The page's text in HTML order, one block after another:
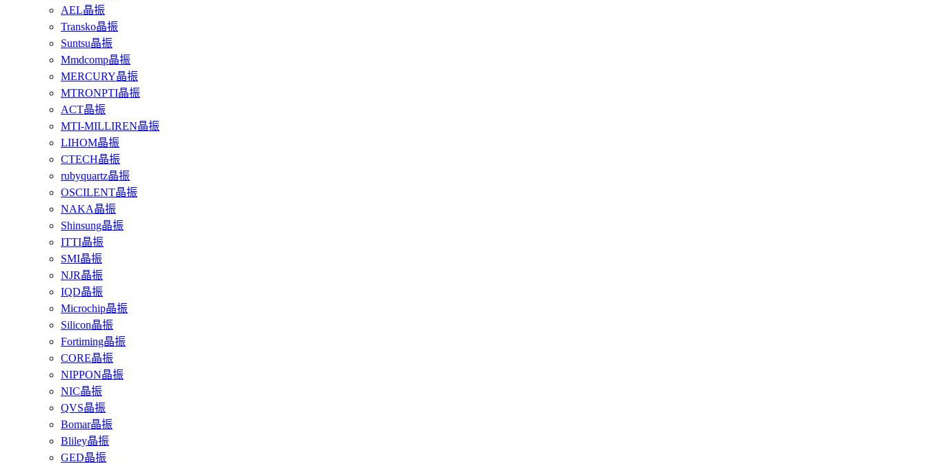
AEL晶振
Transko晶振
Suntsu晶振
Mmdcomp晶振
MERCURY晶振
MTRONPTI晶振
ACT晶振
MTI-MILLIREN晶振
LIHOM晶振
CTECH晶振
rubyquartz晶振
OSCILENT晶振
NAKA晶振
Shinsung晶振
ITTI晶振
SMI晶振
NJR晶振
IQD晶振
Microchip晶振
Silicon晶振
Fortiming晶振
CORE晶振
NIPPON晶振
NIC晶振
QVS晶振
Bomar晶振
Bliley晶振
GED晶振